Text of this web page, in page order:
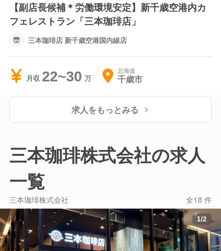
【副店長候補＊労働環境安定】新千歳空港内カ
フェレストラン「三本珈琲店」
三本珈琲店 新千歳空港国内線店
月収 22~30 北海道
千歳市
求人をもっとみる
三本珈琲株式会社の求人
一覧
三本珈琲株式会社 全18 件
1/2